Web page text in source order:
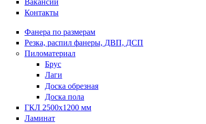
Вакансии
Контакты
Фанера по размерам
Резка, распил фанеры, ДВП, ДСП
Пиломатериал
Брус
Лаги
Доска обрезная
Доска пола
ГКЛ 2500х1200 мм
Ламинат